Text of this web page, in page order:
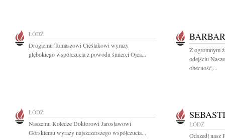
ŁÓDŹ
Drogiemu Tomaszowi Cieślakowi wyrazy
głębokiego współczucia z powodu śmierci Ojca...
Z ogromnym
odejściu
obecność,...
ŁÓDŹ
Naszemu Koledze Doktorowi Jarosławowi
Górskiemu wyrazy najszczerszego współczucia...
ŁÓDŹ
Odszedł nasz